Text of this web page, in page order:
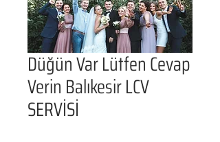
Düğün Var Lütfen Cevap
Verin Balıkesir LCV
SERVİSİ